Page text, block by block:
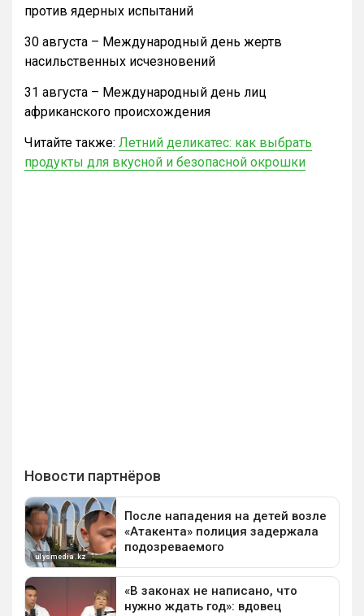
против ядерных испытаний
30 августа – Международный день жертв
насильственных исчезновений
31 августа – Международный день лиц
африканского происхождения
Читайте также: Летний деликатес: как выбрать
продукты для вкусной и безопасной окрошки